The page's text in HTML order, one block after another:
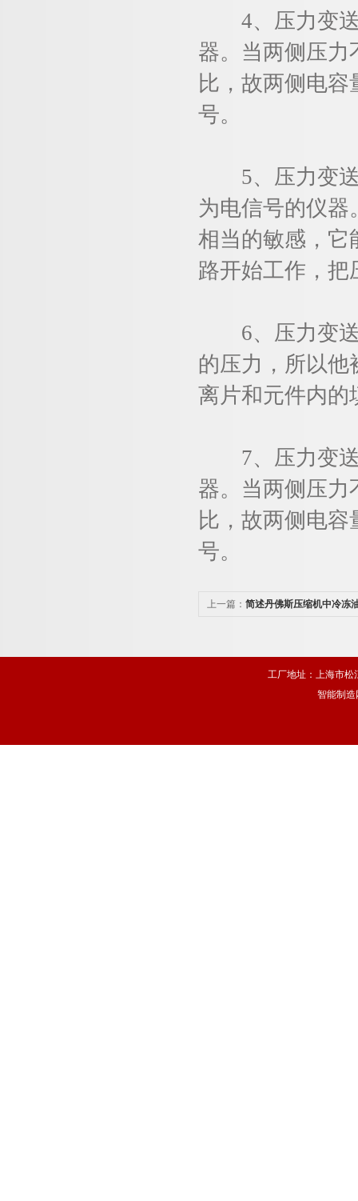
4、压力变送
器。当两侧压力
比，故两侧电
号。
5、压力变送
为电信号的仪
相当的敏感，它
路开始工作，
6、压力变送
的压力，所以
离片和元件内的
7、压力变送
器。当两侧压力
比，故两侧电
号。
上一篇： 简述丹佛斯压缩机中冷冻
工厂地址：上海市松
智能制造